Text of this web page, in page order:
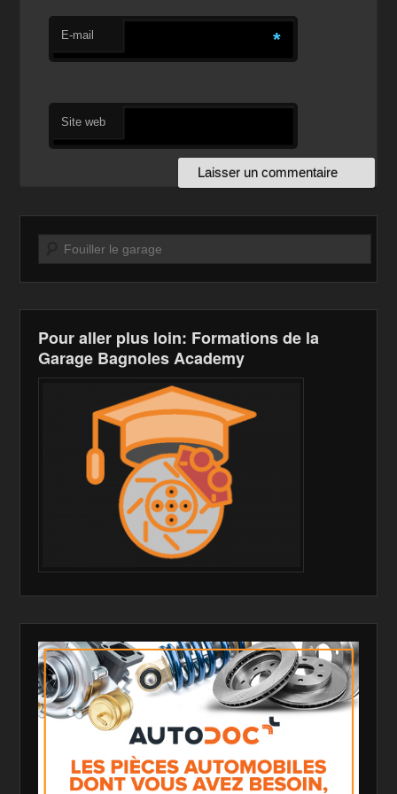
E-mail *
Site web
Recherche
Pour aller plus loin: Formations de la
Garage Bagnoles Academy